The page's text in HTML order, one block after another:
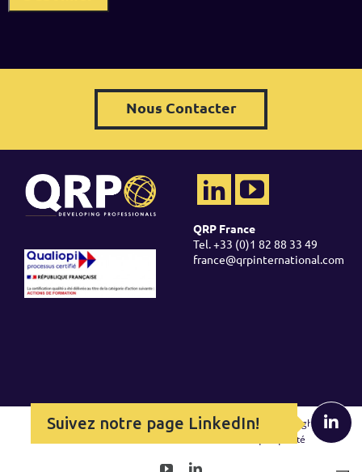
Nous Contacter
QRP France
Tel. +33 (0)1 82 88 33 49
france@qrpinternational.com
Copyright ©2026 QRP - Legal Policy -Cookie Policy
Copyright &
Politique qualité
YouTubeLinkedIn